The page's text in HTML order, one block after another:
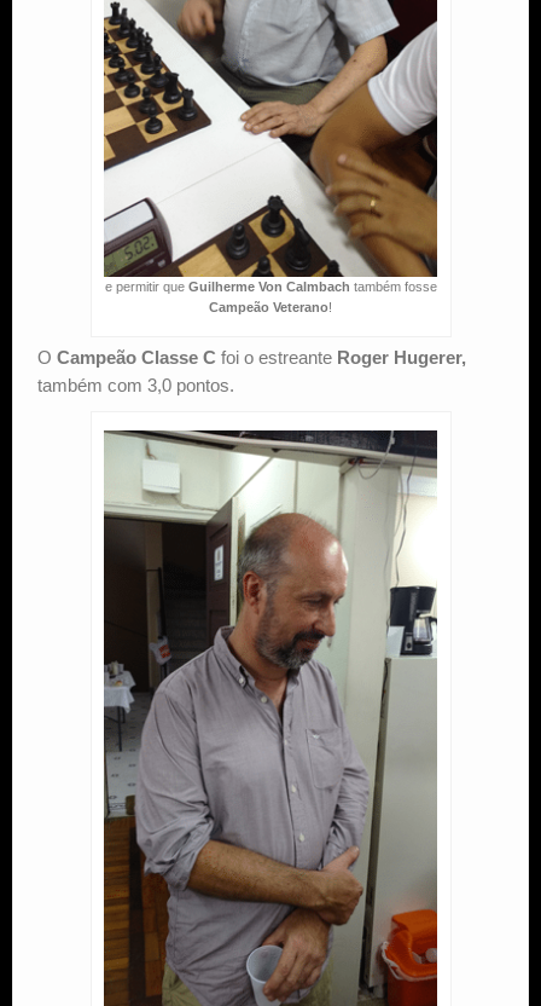
e permitir que Guilherme Von Calmbach também fosse
Campeão Veterano!
O Campeão Classe C foi o estreante Roger Hugerer,
também com 3,0 pontos.